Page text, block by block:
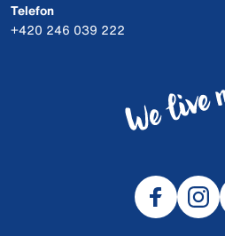
Telefon
+420 246 039 222